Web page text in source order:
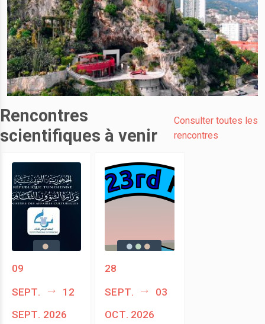
Rencontres
scientifiques à venir
Consulter toutes les
rencontres
09
sept.
12
sept. 2026
28
sept.
03
oct. 2026